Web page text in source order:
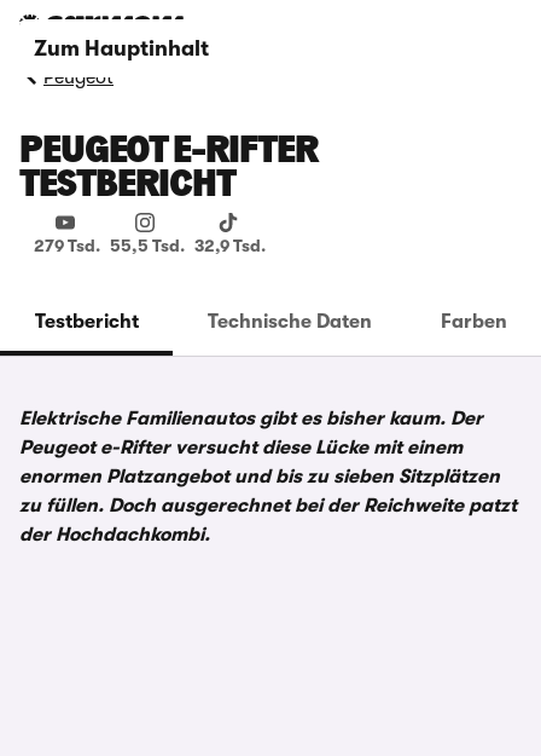
Zum Hauptinhalt
Peugeot
PEUGEOT E-RIFTER
TESTBERICHT
279 Tsd. 55,5 Tsd. 32,9 Tsd.
Testbericht Technische Daten Farben
Elektrische Familienautos gibt es bisher kaum. Der
Peugeot e-Rifter versucht diese Lücke mit einem
enormen Platzangebot und bis zu sieben Sitzplätzen
zu füllen. Doch ausgerechnet bei der Reichweite patzt
der Hochdachkombi.